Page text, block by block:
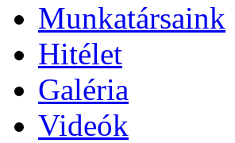
Munkatársaink
Hitélet
Galéria
Videók